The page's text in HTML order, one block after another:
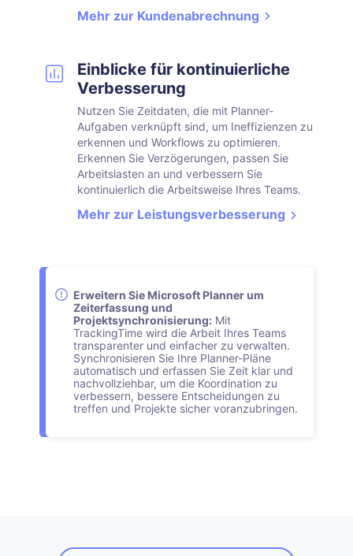
Mehr zur Kundenabrechnung
Einblicke für kontinuierliche
Verbesserung
Nutzen Sie Zeitdaten, die mit Planner-
Aufgaben verknüpft sind, um Ineffizienzen zu
erkennen und Workflows zu optimieren.
Erkennen Sie Verzögerungen, passen Sie
Arbeitslasten an und verbessern Sie
kontinuierlich die Arbeitsweise Ihres Teams.
Mehr zur Leistungsverbesserung
Erweitern Sie Microsoft Planner um
Zeiterfassung und
Projektsynchronisierung: Mit
TrackingTime wird die Arbeit Ihres Teams
transparenter und einfacher zu verwalten.
Synchronisieren Sie Ihre Planner-Pläne
automatisch und erfassen Sie Zeit klar und
nachvollziehbar, um die Koordination zu
verbessern, bessere Entscheidungen zu
treffen und Projekte sicher voranzubringen.